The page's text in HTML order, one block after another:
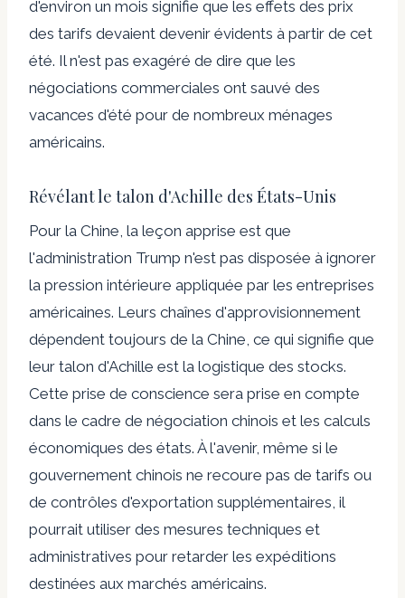
d'environ un mois signifie que les effets des prix
des tarifs devaient devenir évidents à partir de cet
été. Il n'est pas exagéré de dire que les
négociations commerciales ont sauvé des
vacances d'été pour de nombreux ménages
américains.
Révélant le talon d'Achille des États-Unis
Pour la Chine, la leçon apprise est que
l'administration Trump n'est pas disposée à ignorer
la pression intérieure appliquée par les entreprises
américaines. Leurs chaînes d'approvisionnement
dépendent toujours de la Chine, ce qui signifie que
leur talon d'Achille est la logistique des stocks.
Cette prise de conscience sera prise en compte
dans le cadre de négociation chinois et les calculs
économiques des états. À l'avenir, même si le
gouvernement chinois ne recoure pas de tarifs ou
de contrôles d'exportation supplémentaires, il
pourrait utiliser des mesures techniques et
administratives pour retarder les expéditions
destinées aux marchés américains.